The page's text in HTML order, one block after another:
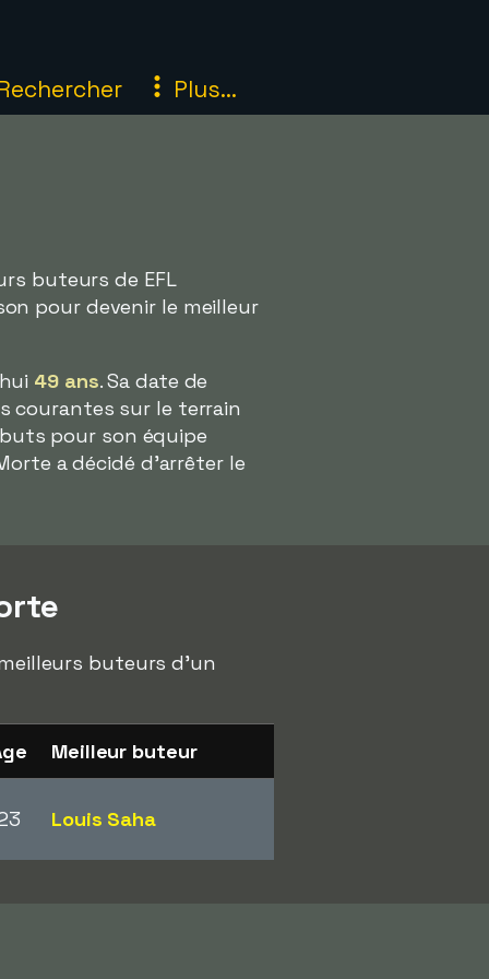
Plus...
buteurs de EFL
pour devenir le meilleur
49 ans. Sa date de
courantes sur le terrain
pour son équipe
a décidé d'arrêter le
buteurs d'un
Meilleur buteur
Louis Saha